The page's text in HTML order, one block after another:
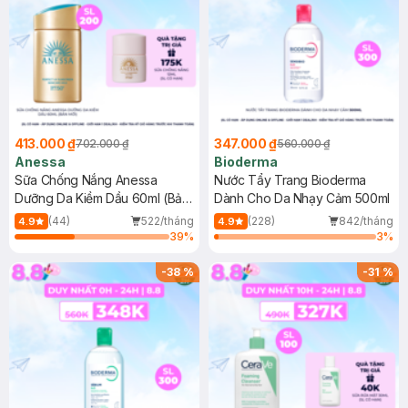
413.000 ₫702.000 ₫
Anessa
Sữa Chống Nắng Anessa
Dưỡng Da Kiềm Dầu 60ml (Bản
Mới)
4.9 (44)
522/tháng
39%
347.000 ₫560.000 ₫
Bioderma
Nước Tẩy Trang Bioderma
Dành Cho Da Nhạy Cảm 500ml
4.9 (228)
842/tháng
3%
-38% -31%